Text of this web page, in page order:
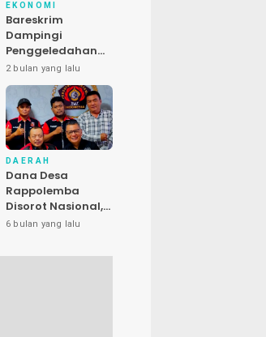
EKONOMI
Bareskrim
Dampingi
Penggeledahan
Kasus Satwa
Dilindungi di
Bekasi
2 bulan yang lalu
DAERAH
Dana Desa
Rappolemba
Disorot Nasional,
Presiden LIRA Nilai
Abuse of Power
6 bulan yang lalu